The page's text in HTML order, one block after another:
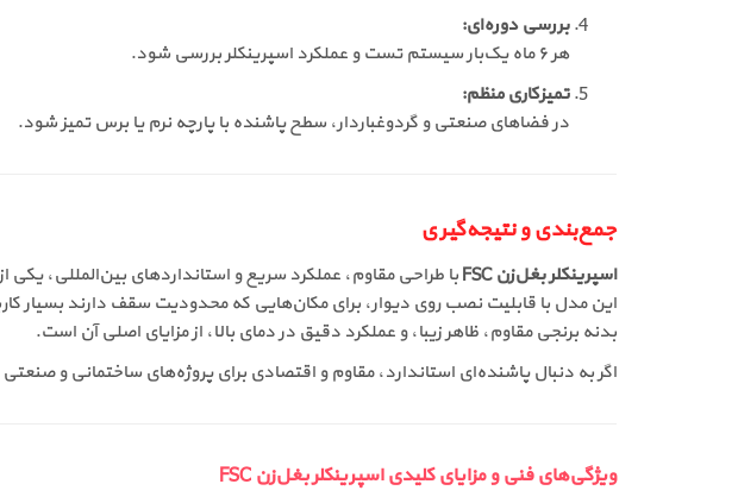
بررسی دوره‌ای:
هر ۶ ماه یک‌بار سیستم تست و عملکرد اسپرینکلر بررسی شود.
تمیزکاری منظم:
در فضاهای صنعتی و گردوغباردار، سطح پاشنده با پارچه نرم یا برس تمیز شود.
جمع‌بندی و نتیجه‌گیری
اسپرینکلر بغل‌زن FSC
با طراحی مقاوم، عملکرد سریع و استانداردهای بین‌المللی،
این مدل با قابلیت نصب روی دیوار، برای مکان‌هایی که محدودیت سقف دارند بسیار
بدنه برنجی مقاوم، ظاهر زیبا، و عملکرد دقیق در دمای بالا، از مزایای اصلی آن است.
اگر به دنبال پاشنده‌ای استاندارد، مقاوم و اقتصادی برای پروژه‌های ساختمانی و
ویژگی‌های فنی و مزایای کلیدی اسپرینکلر بغل‌زن FSC